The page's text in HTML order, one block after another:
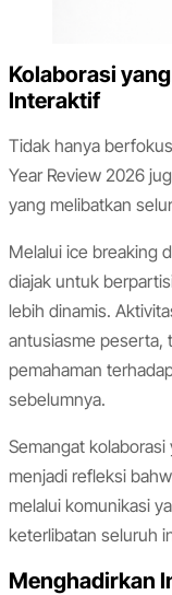
Kolaborasi
Interaktif
Tidak hanya
Year Review 2026
yang melibatkan
Melalui ice breaking
diajak untuk
lebih dinamis.
antusiasme peserta,
pemahaman
sebelumnya.
Semangat
menjadi refleksi
melalui komunikasi
keterlibatan seluruh
Menghadirkan